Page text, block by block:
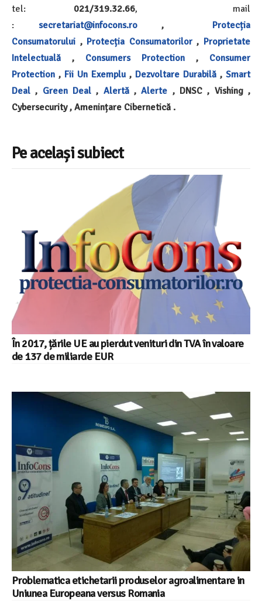
tel: 021/319.32.66, mail
:
secretariat@infocons.ro ,
Protecția
Consumatorului , Protecția Consumatorilor , Proprietate
Intelectuală
, Consumers Protection ,
Consumer
Protection , Fii Un Exemplu , Dezvoltare Durabilă , Smart
Deal , Green Deal , Alertă,Alerte , DNSC , Vishing ,
Cybersecurity , Amenințare Cibernetică .
Pe același subiect
În 2017, țările UE au pierdut venituri din TVA în valoare
de 137 de miliarde EUR
Problematica etichetarii produselor agroalimentare in
Uniunea Europeana versus Romania